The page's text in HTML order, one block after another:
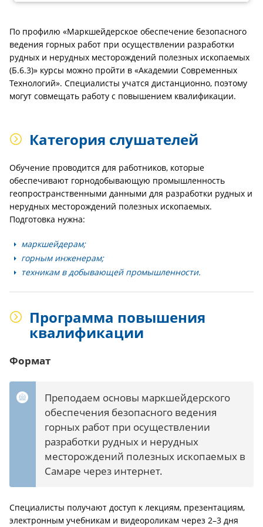
По профилю «Маркшейдерское обеспечение безопасного
ведения горных работ при осуществлении разработки
рудных и нерудных месторождений полезных ископаемых
(Б.6.3)» курсы можно пройти в «Академии Современных
Технологий». Специалисты учатся дистанционно, поэтому
могут совмещать работу с повышением квалификации.
Категория слушателей
Обучение проводится для работников, которые
обеспечивают горнодобывающую промышленность
геопространственными данными для разработки рудных и
нерудных месторождений полезных ископаемых.
Подготовка нужна:
маркшейдерам;
горным инженерам;
техникам в добывающей промышленности.
Программа повышения
квалификации
Формат
Преподаем основы маркшейдерского
обеспечения безопасного ведения
горных работ при осуществлении
разработки рудных и нерудных
месторождений полезных ископаемых в
Самаре через интернет.
Специалисты получают доступ к лекциям, презентациям,
электронным учебникам и видеороликам через 2–3 дня